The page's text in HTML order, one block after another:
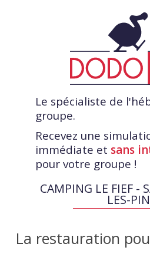
Le spécialiste de
groupe.
Recevez une
immédiate et sans
pour votre groupe !
CAMPING LE FIEF -
LES-
La restauration